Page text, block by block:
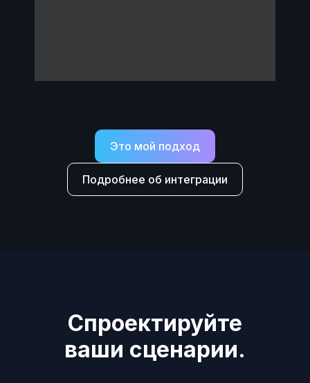
Это мой подход
Подробнее об интеграции
Спроектируйте
ваши сценарии.